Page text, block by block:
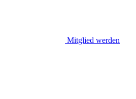
Mitglied werden